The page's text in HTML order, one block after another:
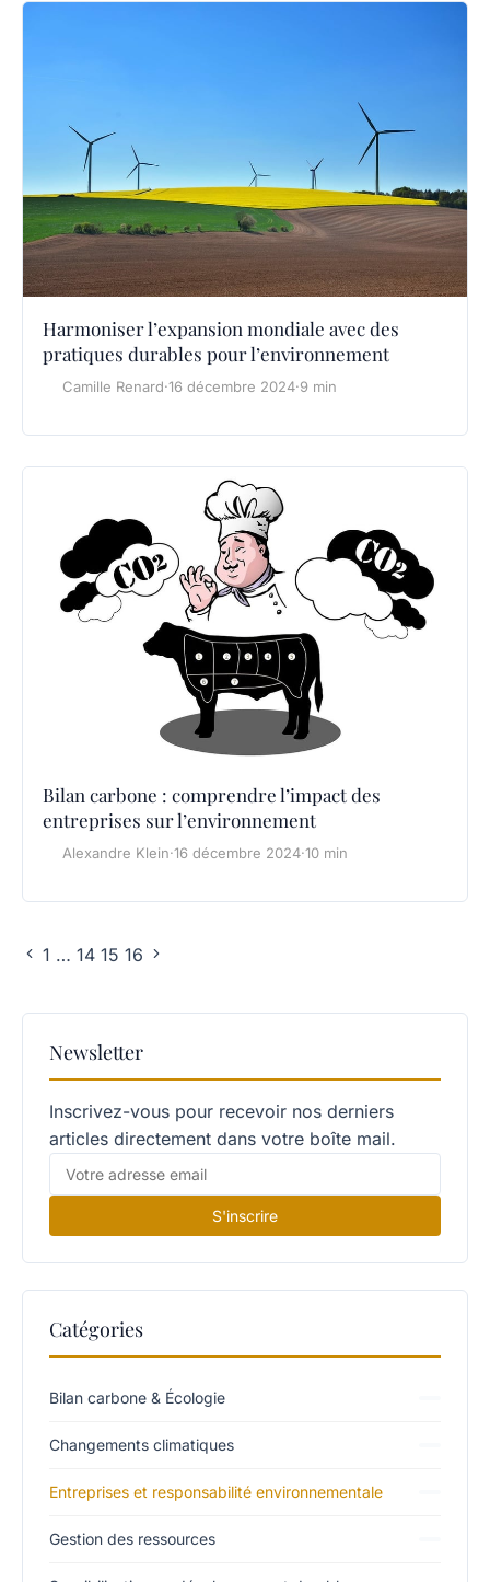
Harmoniser l’expansion mondiale avec des
pratiques durables pour l’environnement
Camille Renard·16 décembre 2024·9 min
Bilan carbone : comprendre l’impact des
entreprises sur l’environnement
Alexandre Klein·16 décembre 2024·10 min
1 … 14 15 16
Newsletter
Inscrivez-vous pour recevoir nos derniers
articles directement dans votre boîte mail.
S'inscrire
Catégories
Bilan carbone & Écologie
Changements climatiques
Entreprises et responsabilité environnementale
Gestion des ressources